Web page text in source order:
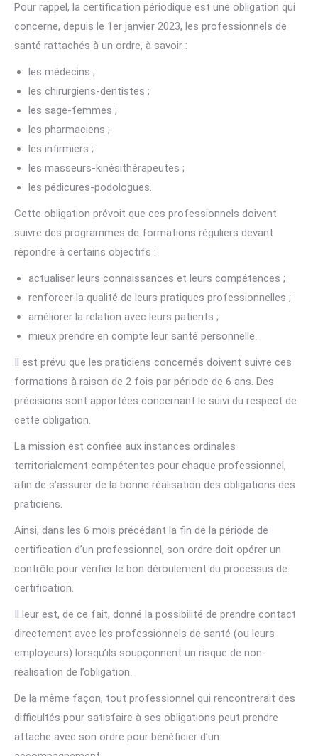
Pour rappel, la certification périodique est une obligation qui
concerne, depuis le 1er janvier 2023, les professionnels de
santé rattachés à un ordre, à savoir :
les médecins ;
les chirurgiens-dentistes ;
les sage-femmes ;
les pharmaciens ;
les infirmiers ;
les masseurs-kinésithérapeutes ;
les pédicures-podologues.
Cette obligation prévoit que ces professionnels doivent
suivre des programmes de formations réguliers devant
répondre à certains objectifs :
actualiser leurs connaissances et leurs compétences ;
renforcer la qualité de leurs pratiques professionnelles ;
améliorer la relation avec leurs patients ;
mieux prendre en compte leur santé personnelle.
Il est prévu que les praticiens concernés doivent suivre ces
formations à raison de 2 fois par période de 6 ans. Des
précisions sont apportées concernant le suivi du respect de
cette obligation.
La mission est confiée aux instances ordinales
territorialement compétentes pour chaque professionnel,
afin de s’assurer de la bonne réalisation des obligations des
praticiens.
Ainsi, dans les 6 mois précédant la fin de la période de
certification d’un professionnel, son ordre doit opérer un
contrôle pour vérifier le bon déroulement du processus de
certification.
Il leur est, de ce fait, donné la possibilité de prendre contact
directement avec les professionnels de santé (ou leurs
employeurs) lorsqu’ils soupçonnent un risque de non-
réalisation de l’obligation.
De la même façon, tout professionnel qui rencontrerait des
difficultés pour satisfaire à ses obligations peut prendre
attache avec son ordre pour bénéficier d’un